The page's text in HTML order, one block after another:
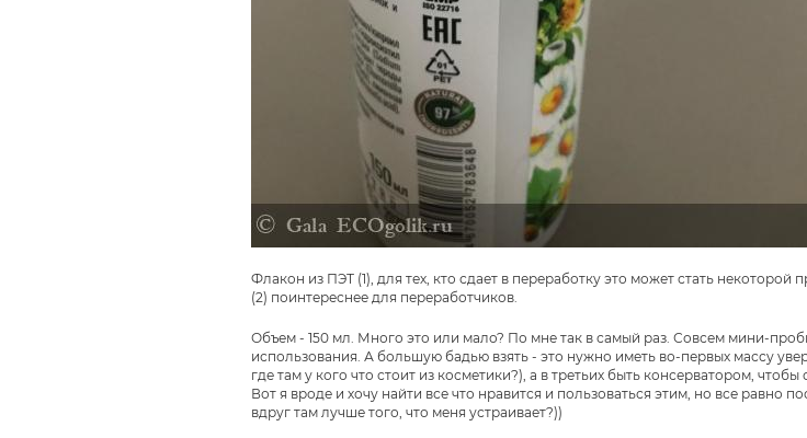
Флакон из ПЭТ (1), для тех, кто сдает в переработку это может стать
(2) поинтереснее для переработчиков.
Объем - 150 мл. Много это или мало? По мне так в самый раз. Совсем мини-
использования. А большую бадью взять - это нужно иметь во-первых массу
где там у кого что стоит из косметики?), а в третьих быть консерватором,
Вот я вроде и хочу найти все что нравится и пользоваться этим, но все равно
вдруг там лучше того, что меня устраивает?))